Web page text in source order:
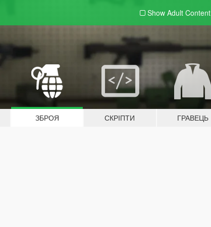
Show Adult Content
ЗБРОЯ СКРІПТИ ГРАВЕЦЬ